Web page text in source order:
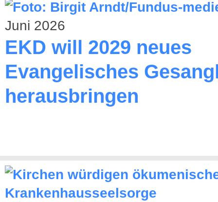
Juni 2026
EKD will 2029 neues
Evangelisches
herausbringen